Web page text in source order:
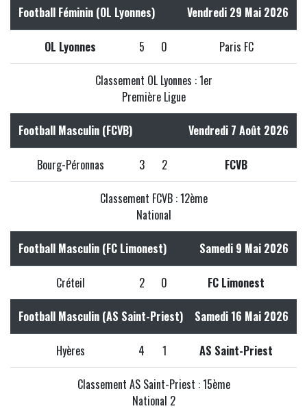
Football Féminin (OL Lyonnes) Vendredi 29 Mai 2026
OL Lyonnes 5 0 Paris FC
Classement OL Lyonnes : 1er
Première Ligue
Football Masculin (FCVB) Vendredi 7 Août 2026
Bourg-Péronnas 3 2 FCVB
Classement FCVB : 12ème
National
Football Masculin (FC Limonest) Samedi 9 Mai 2026
Créteil 2 0 FC Limonest
Football Masculin (AS Saint-Priest) Samedi 16 Mai 2026
Hyères 4 1 AS Saint-Priest
Classement AS Saint-Priest : 15ème
National 2